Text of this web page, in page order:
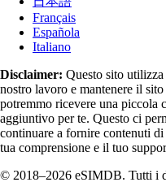
Français
Española
Italiano
Disclaimer: Questo sito
nostro lavoro e mantenere il
potremmo ricevere una piccola
aggiuntivo per te. Questo ci
continuare a fornire contenuti
tua comprensione e il tuo
© 2018–2026 eSIMDB. Tutti i